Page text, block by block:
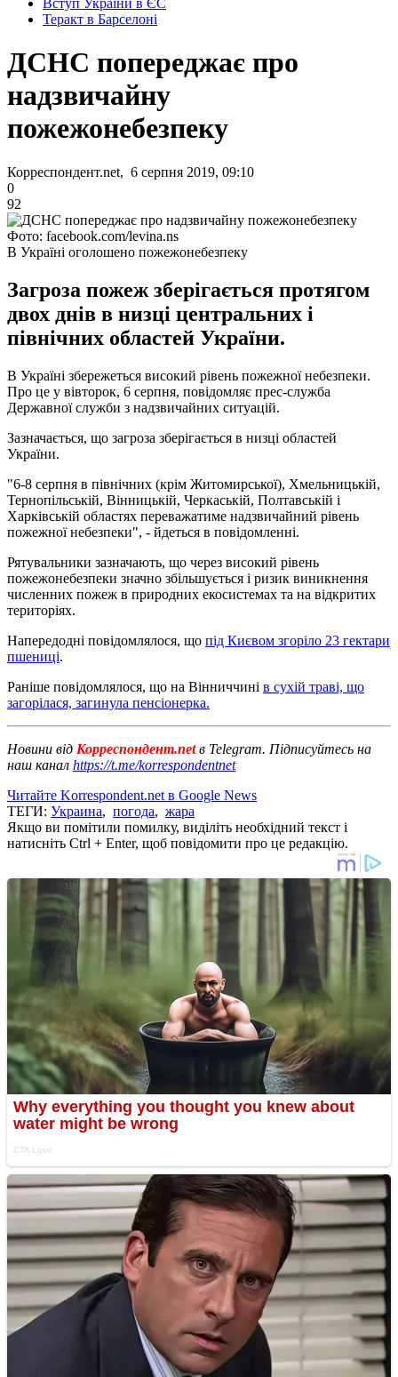
Вступ України в ЄС
Теракт в Барселоні
ДСНС попереджає про
надзвичайну
пожежонебезпеку
Корреспондент.net, 6 серпня 2019, 09:10
0
92
Фото: facebook.com/levina.ns
В Україні оголошено пожежонебезпеку
Загроза пожеж зберігається протягом
двох днів в низці центральних і
північних областей України.
В Україні збережеться високий рівень пожежної небезпеки.
Про це у вівторок, 6 серпня, повідомляє прес-служба
Державної служби з надзвичайних ситуацій.
Зазначається, що загроза зберігається в низці областей
України.
"6-8 серпня в північних (крім Житомирської), Хмельницькій,
Тернопільській, Вінницькій, Черкаській, Полтавській і
Харківській областях переважатиме надзвичайний рівень
пожежної небезпеки", - йдеться в повідомленні.
Рятувальники зазначають, що через високий рівень
пожежонебезпеки значно збільшується і ризик виникнення
численних пожеж в природних екосистемах та на відкритих
територіях.
Напередодні повідомлялося, що під Києвом згоріло 23 гектари
пшениці.
Раніше повідомлялося, що на Вінниччині в сухій траві, що
загорілася, загинула пенсіонерка.
Новини від Корреспондент.netв Telegram. Підписуйтесь на
наш канал https://t.me/korrespondentnet
Читайте Korrespondent.net в Google News
ТЕГИ: Украина, погода, жара
Якщо ви помітили помилку, виділіть необхідний текст і
натисніть Ctrl + Enter, щоб повідомити про це редакцію.